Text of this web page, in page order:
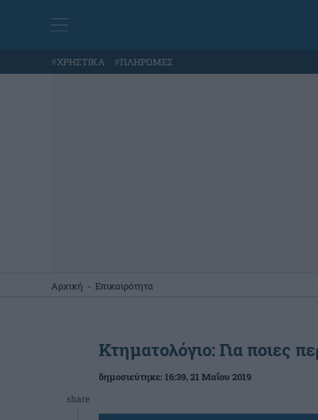
#ΧΡΗΣΤΙΚΑ #ΠΛΗΡΩΜΕΣ
Αρχική - Επικαιρότητα
share
Κτηματολόγιο: Για ποιες
δημοσιεύτηκε:16:39, 21 Μαΐου 2019